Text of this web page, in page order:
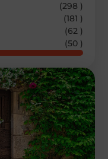
(298 )
(181 )
(62 )
(50 )